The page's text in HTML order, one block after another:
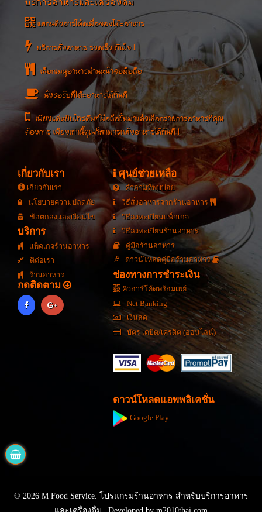
บริการอาหารและเครื่องดื่ม
แสกนคิวอาร์โค้ดเพื่อจองโต๊ะอาหาร
บริการสั่งอาหาร รวดเร็ว ทันใจ !
เลือกเมนูอาหารผ่านหน้าจอมือถือ
นั่งรอรับที่โต๊ะอาหารได้ทันที
เพียงแค่หยิบโทรศัพท์มือถือขึ้นมาแล้วเลือกรายการอาหารที่คุณ
ต้องการ เพียงเท่านี้คุณก็สามารถสั่งอาหารได้ทันที !
เกี่ยวกับเรา
เกี่ยวกับเรา
นโยบายความปลดภัย
ข้อตกลงและเงื่อนไข
บริการ
แพ็คเกจร้านอาหาร
ติต่อเรา
ร้านอาหาร
กดติดตาม
ศุนย์ช่วยเหลือ
คำถามที่พบบ่อย
วิธีสั่งอาหารจากร้านอาหาร
วิธีลงทะเบียนแพ็กเกจ
วิธีลงทะเบียนร้านอาหาร
คู่มือร้านอาหาร
ดาวน์โหลดคู่มือร้านอาหาร
ช่องทางการชำระเงิน
คิวอาร์โค้ดพร้อมเพย์
Net Banking
เงินสด
บัตร เดบิต/เครดิต (ออนไลน์)
ดาวน์โหลดแอพพลิเคชั่น
Google Play
© 2026 M Food Service. โปรแกรมร้านอาหาร สำหรับบริการอาหาร